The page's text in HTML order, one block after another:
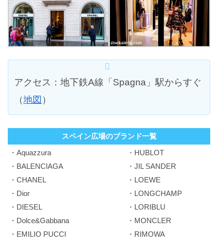
アクセス：地下鉄A線「Spagna」駅からすぐ
（地図 ）
スペイン広場のブランド一覧
・Aquazzura
・BALENCIAGA
・CHANEL
・Dior
・DIESEL
・Dolce&Gabbana
・EMILIO PUCCI
・HUBLOT
・JIL SANDER
・LOEWE
・LONGCHAMP
・LORIBLU
・MONCLER
・RIMOWA